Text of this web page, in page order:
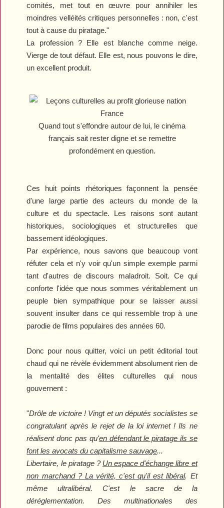
comités, met tout en œuvre pour annihiler les
moindres velléités critiques personnelles : non, c'est
tout à cause du piratage."
La profession ? Elle est blanche comme neige.
Vierge de tout défaut. Elle est, nous pouvons le dire,
un excellent produit.
Quand tout s'effondre autour de lui, le cinéma
français sait rester digne et se remettre
profondément en question.
Ces huit points rhétoriques façonnent la pensée
d'une large partie des acteurs du monde de la
culture et du spectacle. Les raisons sont autant
historiques, sociologiques et structurelles que
bassement idéologiques.
Par expérience, nous savons que beaucoup vont
réfuter cela et n'y voir qu'un simple exemple parmi
tant d'autres de discours maladroit. Soit. Ce qui
conforte l'idée que nous sommes véritablement un
peuple bien sympathique pour se laisser aussi
souvent insulter dans ce qui ressemble trop à une
parodie de films populaires des années 60.
Donc pour nous quitter, voici un petit éditorial tout
chaud qui ne révèle évidemment absolument rien de
la mentalité des élites culturelles qui nous
gouvernent :
"Drôle de victoire ! Vingt et un députés socialistes se
congratulant après le rejet de la loi internet ! Ils ne
réalisent donc pas qu'en défendant le piratage ils se
font les avocats du capitalisme sauvage...
Libertaire, le piratage ? Un espace d'échange libre et
non marchand ? La vérité, c'est qu'il est libéral. Et
même ultralibéral. C'est le sacre de la
déréglementation. Des multinationales des